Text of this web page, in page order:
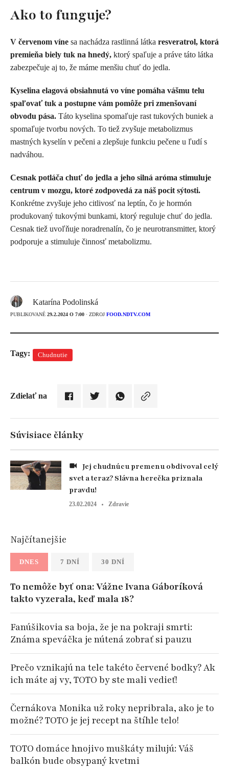
Ako to funguje?
V červenom víne sa nachádza rastlinná látka resveratrol, ktorá
premieňa biely tuk na hnedý, ktorý spaľuje a práve táto látka
zabezpečuje aj to, že máme menšiu chuť do jedla.
Kyselina elagová obsiahnutá vo víne pomáha vášmu telu
spaľovať tuk a postupne vám pomôže pri zmenšovaní
obvodu pása. Táto kyselina spomaľuje rast tukových buniek a
spomaľuje tvorbu nových. To tiež zvyšuje metabolizmus
mastných kyselín v pečeni a zlepšuje funkciu pečene u ľudí s
nadváhou.
Cesnak potláča chuť do jedla a jeho silná aróma stimuluje
centrum v mozgu, ktoré zodpovedá za náš pocit sýtosti.
Konkrétne zvyšuje jeho citlivosť na leptín, čo je hormón
produkovaný tukovými bunkami, ktorý reguluje chuť do jedla.
Cesnak tiež uvoľňuje noradrenalín, čo je neurotransmitter, ktorý
podporuje a stimuluje činnosť metabolizmu.
Katarína Podolinská
PUBLIKOVANÉ 29.2.2024 O 7:00 · ZDROJ FOOD.NDTV.COM
Tagy: Chudnutie
Zdielať na
Súvisiace články
svet a teraz? Slávna herečka priznala
pravdu!
23.02.2024 Zdravie
Najčítanejšie
DNES 7 DNÍ 30 DNÍ
To nemôže byť ona: Vážne Ivana Gáboríková
takto vyzerala, keď mala 18?
Fanúšikovia sa boja, že je na pokraji smrti:
Známa speváčka je nútená zobrať si pauzu
Prečo vznikajú na tele takéto červené bodky? Ak
ich máte aj vy, TOTO by ste mali vedieť!
Černákova Monika už roky nepribrala, ako je to
možné? TOTO je jej recept na štíhle telo!
TOTO domáce hnojivo muškáty milujú: Váš
balkón bude obsypaný kvetmi